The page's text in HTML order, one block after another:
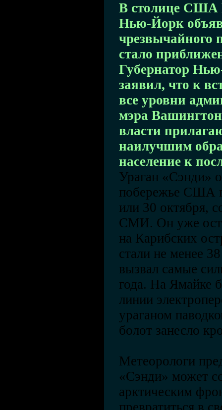
В столице США
Нью-Йорк
чрезвычайного
стало
Губернатор
заявил, что к
все уровни
мэра
власти
наилучшим
население к
Ураган «Сэнди»
побережье США
или 30 октября,
СМИ. Он уже
на Карибских
стали не менее
вызвал самые
года. На Ямайке
линии
ураганом
болот занесло
Метеорологи
«Сэнди» может
арктическим
превратиться в